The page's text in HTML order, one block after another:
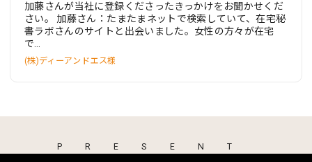
加藤さんが当社に登録くださったきっかけをお聞かせくだ
さい。 加藤さん：たまたまネットで検索していて、在宅秘
書ラボさんのサイトと出会いました。女性の方々が在宅
で…
(株)ディーアンドエス様
PRESENT